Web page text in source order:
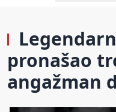
pronašao
angažman